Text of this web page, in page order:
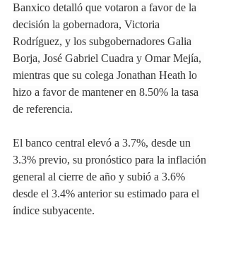
Banxico detalló que votaron a favor de la
decisión la gobernadora, Victoria
Rodríguez, y los subgobernadores Galia
Borja, José Gabriel Cuadra y Omar Mejía,
mientras que su colega Jonathan Heath lo
hizo a favor de mantener en 8.50% la tasa
de referencia.
El banco central elevó a 3.7%, desde un
3.3% previo, su pronóstico para la inflación
general al cierre de año y subió a 3.6%
desde el 3.4% anterior su estimado para el
índice subyacente.